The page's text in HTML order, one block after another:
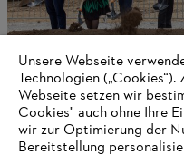
STIHL zieht positive
Unsere Webseite
Technologien
Webseite setzen wir
Cookies" auch ohne Ihre
wir zur Optimierung der
Bereitstellung